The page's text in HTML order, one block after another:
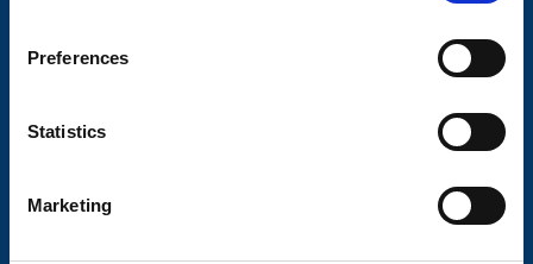
Preferences
Statistics
Marketing
Släpvagnsservice
Frågor & Svar
Butikskoncept